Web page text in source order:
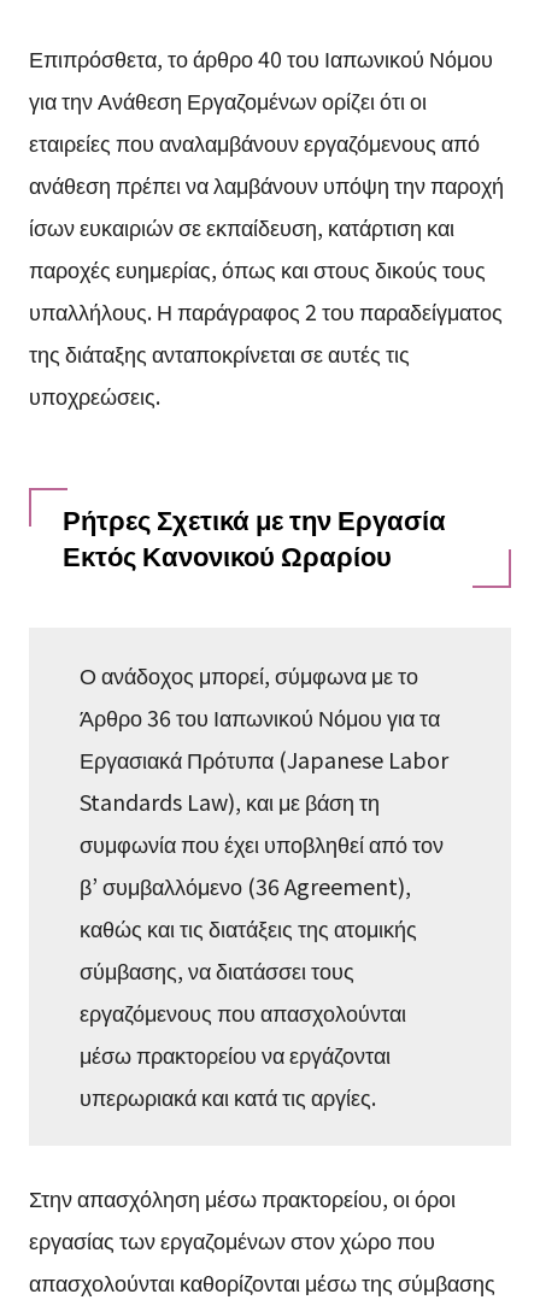
Επιπρόσθετα, το άρθρο 40 του Ιαπωνικού Νόμου
για την Ανάθεση Εργαζομένων ορίζει ότι οι
εταιρείες που αναλαμβάνουν εργαζόμενους από
ανάθεση πρέπει να λαμβάνουν υπόψη την παροχή
ίσων ευκαιριών σε εκπαίδευση, κατάρτιση και
παροχές ευημερίας, όπως και στους δικούς τους
υπαλλήλους. Η παράγραφος 2 του παραδείγματος
της διάταξης ανταποκρίνεται σε αυτές τις
υποχρεώσεις.
Ρήτρες Σχετικά με την Εργασία
Εκτός Κανονικού Ωραρίου
Ο ανάδοχος μπορεί, σύμφωνα με το
Άρθρο 36 του Ιαπωνικού Νόμου για τα
Εργασιακά Πρότυπα (Japanese Labor
Standards Law), και με βάση τη
συμφωνία που έχει υποβληθεί από τον
β’ συμβαλλόμενο (36 Agreement),
καθώς και τις διατάξεις της ατομικής
σύμβασης, να διατάσσει τους
εργαζόμενους που απασχολούνται
μέσω πρακτορείου να εργάζονται
υπερωριακά και κατά τις αργίες.
Στην απασχόληση μέσω πρακτορείου, οι όροι
εργασίας των εργαζομένων στον χώρο που
απασχολούνται καθορίζονται μέσω της σύμβασης